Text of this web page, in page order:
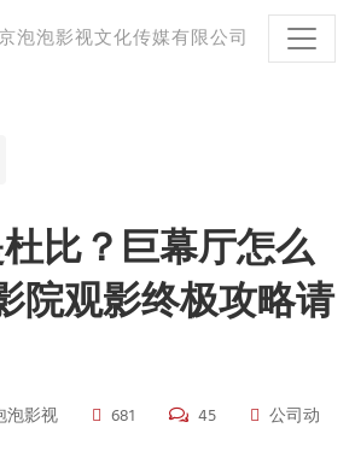
泡泡影视文化传媒有限公司
比？巨幕厅怎么
院观影终极攻略请
泡影视 681 45
公司动